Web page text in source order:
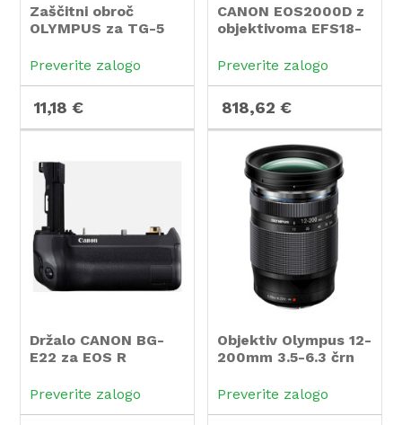
Zaščitni obroč
OLYMPUS za TG-5
Preverite zalogo
11,18 €
CANON EOS2000D z
objektivoma EFS18-
Preverite zalogo
818,62 €
Držalo CANON BG-
E22 za EOS R
Preverite zalogo
Objektiv Olympus 12-
200mm 3.5-6.3 črn
Preverite zalogo